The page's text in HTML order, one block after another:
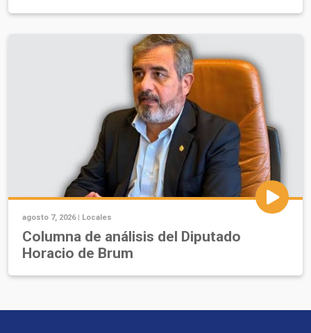
agosto 7, 2026 | Locales
Columna de análisis del Diputado
Horacio de Brum